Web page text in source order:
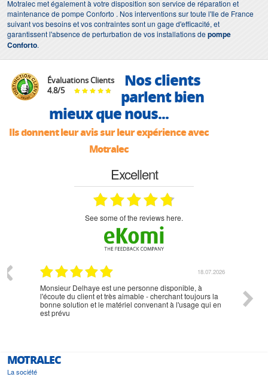
Motralec met également à votre disposition son service de réparation et
maintenance de pompe Conforto . Nos interventions sur toute l'Ile de France
suivant vos besoins et vos contraintes sont un gage d'efficacité, et
garantissent l'absence de perturbation de vos installations depompe
Conforto.
Évaluations Clients
4.8/5
Nos clients
parlent bien
mieux que nous...
Ils donnent leur avis sur leur expérience avec
Motralec
Excellent
see some of the reviews here.
18.07.2026
Monsieur Delhaye est une personne disponible, à
l'écoute du client et très aimable - cherchant toujours la
bonne solution et le matériel convenant à l'usage qui en
est prévu
MOTRALEC
La société